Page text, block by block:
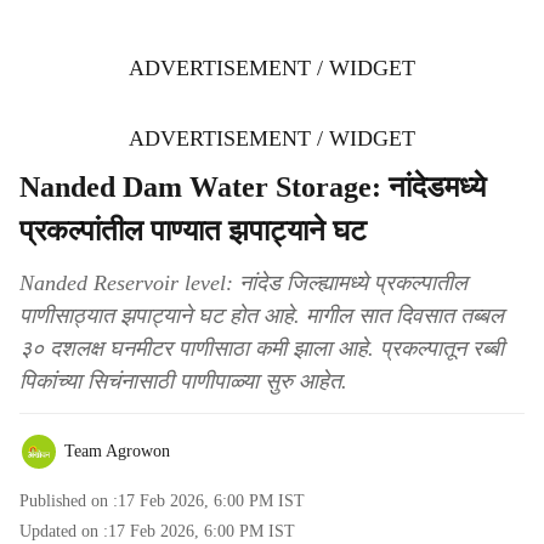
ADVERTISEMENT / WIDGET
ADVERTISEMENT / WIDGET
Nanded Dam Water Storage: नांदेडमध्ये
प्रकल्पांतील पाण्यात झपाट्याने घट
Nanded Reservoir level: नांदेड जिल्ह्यामध्ये प्रकल्पातील
पाणीसाठ्यात झपाट्याने घट होत आहे. मागील सात दिवसात तब्बल
३० दशलक्ष घनमीटर पाणीसाठा कमी झाला आहे. प्रकल्पातून रब्बी
पिकांच्या सिचंनासाठी पाणीपाळ्या सुरु आहेत.
Team Agrowon
Published on :17 Feb 2026, 6:00 PM IST
Updated on :17 Feb 2026, 6:00 PM IST